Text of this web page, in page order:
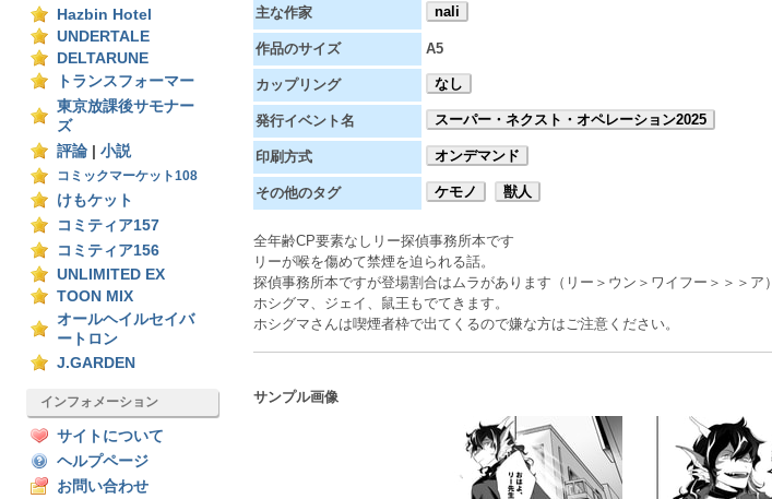
Hazbin Hotel
UNDERTALE
DELTARUNE
トランスフォーマー
東京放課後サモナー
ズ
評論
小説
コミックマーケット108
けもケット
コミティア157
コミティア156
UNLIMITED EX
TOON MIX
オールヘイルセイバ
ートロン
J.GARDEN
インフォメーション
サイトについて
ヘルプページ
お問い合わせ
主な作家 nali
作品のサイズ A5
カップリング なし
発行イベント名 スーパー・ネクスト・オペレーション2025
印刷方式 オンデマンド
その他のタグ ケモノ 獣人
全年齢CP要素なしリー探偵事務所本です
リーが喉を傷めて禁煙を迫られる話。
探偵事務所本ですが登場割合はムラがあります（リー＞ウン＞ワイフー＞＞＞ア）
ホシグマ、ジェイ、鼠王もでてきます。
ホシグマさんは喫煙者枠で出てくるので嫌な方はご注意ください。
サンプル画像